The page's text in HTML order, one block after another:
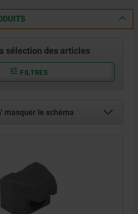
sélection des articles
FILTRES
masquer le schéma